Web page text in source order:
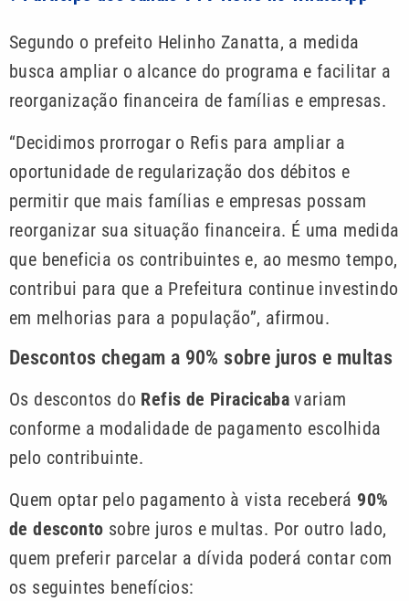
Segundo o prefeito Helinho Zanatta, a medida
busca ampliar o alcance do programa e facilitar a
reorganização financeira de famílias e empresas.
“Decidimos prorrogar o Refis para ampliar a
oportunidade de regularização dos débitos e
permitir que mais famílias e empresas possam
reorganizar sua situação financeira. É uma medida
que beneficia os contribuintes e, ao mesmo tempo,
contribui para que a Prefeitura continue investindo
em melhorias para a população”, afirmou.
Descontos chegam a 90% sobre juros e multas
Os descontos do Refis de Piracicaba variam
conforme a modalidade de pagamento escolhida
pelo contribuinte.
Quem optar pelo pagamento à vista receberá 90%
de desconto sobre juros e multas. Por outro lado,
quem preferir parcelar a dívida poderá contar com
os seguintes benefícios: